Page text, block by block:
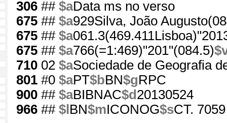
306 ## $aData ms no verso
675 ## $a929Silva, João
675 ## $a
675 ## $a766(=1:469)"201"(084.5)
710 02 $aSociedade de Geografia
801 #0 $aPT$bBN$gRPC
900 ## $aBIBNAC$d 20130524
966 ## $l BN$mICONOG$sCT.